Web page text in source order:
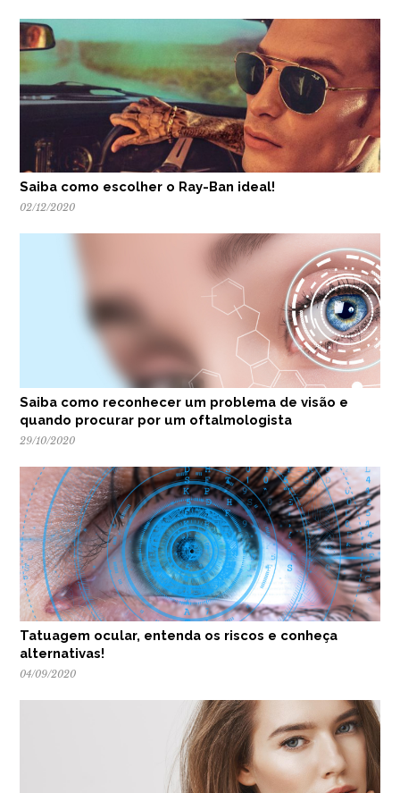
Saiba como escolher o Ray-Ban ideal!
02/12/2020
Saiba como reconhecer um problema de visão e
quando procurar por um oftalmologista
29/10/2020
Tatuagem ocular, entenda os riscos e conheça
alternativas!
04/09/2020